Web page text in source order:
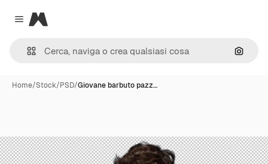
Close menu
Magnific
Cerca
Home/Stock/PSD/Giovane barbuto pazz…